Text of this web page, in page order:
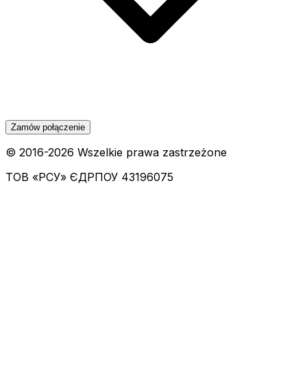
Zamów połączenie
© 2016-2026 Wszelkie prawa zastrzeżone
ТОВ «РСУ» ЄДРПОУ 43196075